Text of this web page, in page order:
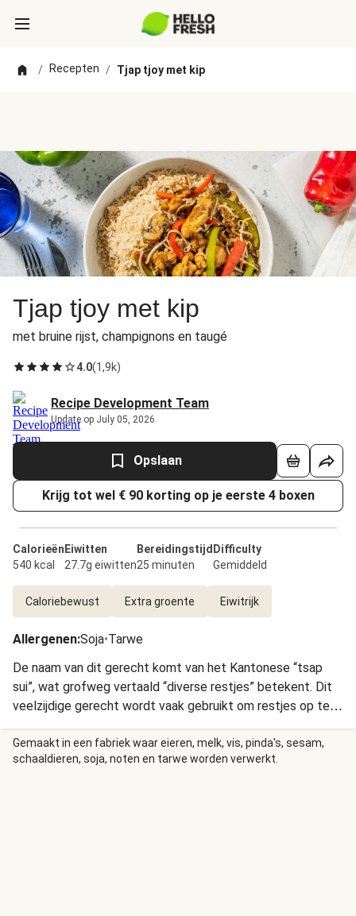
/ Recepten / Tjap tjoy met kip
Tjap tjoy met kip
met bruine rijst, champignons en taugé
4.0(1,9k)
Recipe Development Team
Update op July 05, 2026
Opslaan
Krijg tot wel € 90 korting op je eerste 4 boxen
Calorieën
540 kcal
Eiwitten
27.7g eiwitten
Bereidingstijd
25 minuten
Difficulty
Gemiddeld
Caloriebewust Extra groente Eiwitrijk
Allergenen:Soja•Tarwe
De naam van dit gerecht komt van het Kantonese “tsap
sui”, wat grofweg vertaald “diverse restjes” betekent. Dit
veelzijdige gerecht wordt vaak gebruikt om restjes op te
maken.
Gemaakt in een fabriek waar eieren, melk, vis, pinda's, sesam,
schaaldieren, soja, noten en tarwe worden verwerkt.